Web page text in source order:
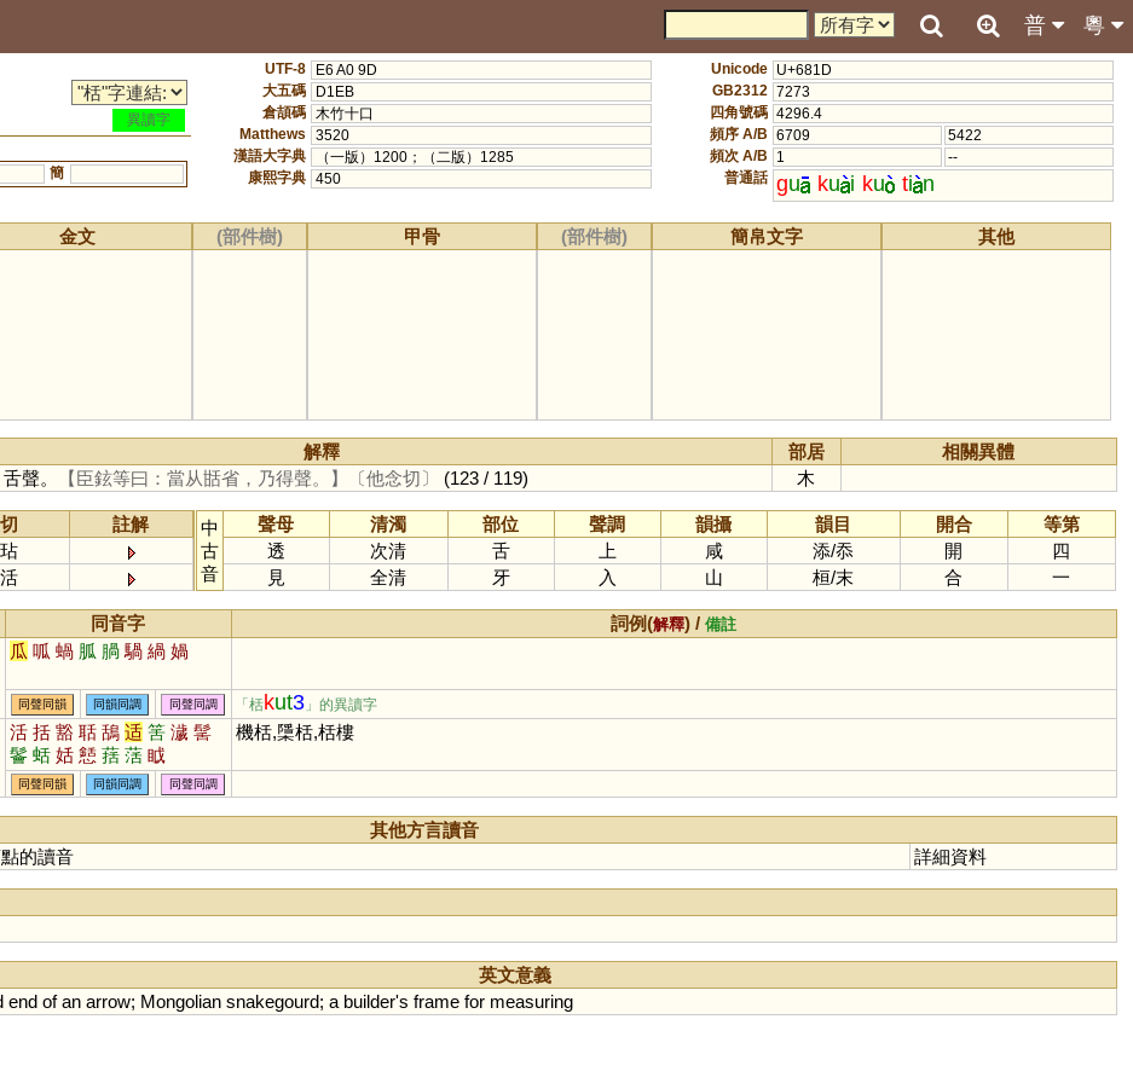
粵
普
異讀字
簡
UTF-8
E6 A0 9D
大五碼
D1EB
倉頡碼
木竹十口
Matthews
3520
漢語大字典
（一版）1200；（二版）1285
康熙字典 450
Unicode U+681D
GB2312 7273
四角號碼 4296.4
頻序 A/B 6709
5422
頻次 A/B
1
--
普通話 gu ku i ku ti n
金文 (部件樹) 甲骨 (部件樹) 簡帛文字 其他
解釋 部居
相關異體
聲。 【臣鉉等曰：當从甛省，乃得聲。】 〔他念切〕 (123 / 119) 木
註解
中
古
音
聲母 清濁 部位 聲調 韻攝 韻目 開合
等第
透
次清 舌 上 咸 添/忝 開
四
見
全清 牙 入 山 桓/末 合 一
同音字 詞例(解釋) /備註
瓜 呱 蝸 胍 腡 騧 緺 媧
同聲同韻 同韻同調 同聲同調 「栝kut3 」的異讀字
活 括 豁 聒 鴰 适 筈 濊 髺
鬠 蛞 姡 懖 葀 萿 眓
機栝,檃栝,栝樓
同聲同韻 同韻同調 同聲同調
其他方言讀音
的讀音 詳細資料
英文意義
end of an arrow; Mongolian snakegourd; a builder's frame for measuring